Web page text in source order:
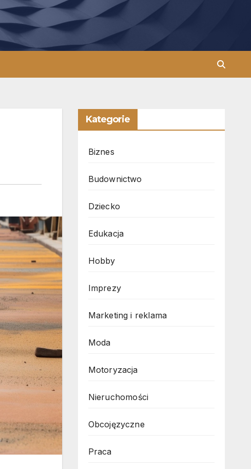
Kategorie
Biznes
Budownictwo
Dziecko
Edukacja
Hobby
Imprezy
Marketing i reklama
Moda
Motoryzacja
Nieruchomości
Obcojęzyczne
Praca